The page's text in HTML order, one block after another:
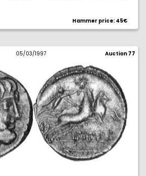
Hammer price: 45€
05/03/1997 Auction 77